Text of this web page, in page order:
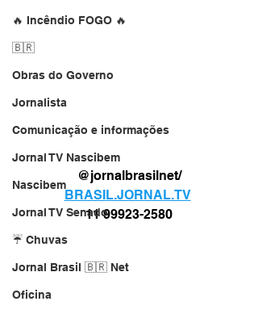
🔥 Incêndio FOGO 🔥
🇧🇷
Obras do Governo
Jornalista
Comunicação e informações
Jornal TV Nascibem
Nascibem
Jornal TV Senado
☔ Chuvas
Jornal Brasil 🇧🇷 Net
Oficina
@jornalbrasilnet/
BRASIL.JORNAL.TV
11 99923-2580